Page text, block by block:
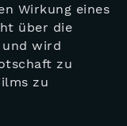
Wirkung eines
über die
wird
zu
zu